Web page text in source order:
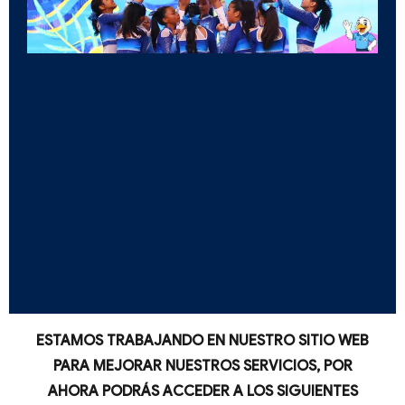
ESTAMOS TRABAJANDO EN NUESTRO SITIO WEB
PARA MEJORAR NUESTROS SERVICIOS, POR
AHORA PODRÁS ACCEDER A LOS SIGUIENTES